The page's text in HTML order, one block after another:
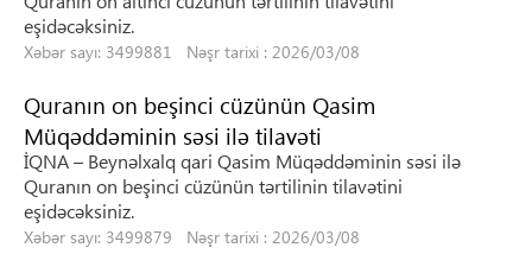
eşidəcəksiniz.
Xəbər sayı: 3499881 Nəşr tarixi : 2026/03/08
Quranın on beşinci cüzünün Qasim
Müqəddəminin səsi ilə tilavəti
İQNA – Beynəlxalq qari Qasim Müqəddəminin səsi ilə
Quranın on beşinci cüzünün tərtilinin tilavətini
eşidəcəksiniz.
Xəbər sayı: 3499879 Nəşr tarixi : 2026/03/08